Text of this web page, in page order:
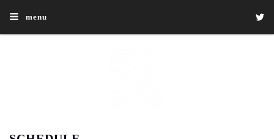
menu